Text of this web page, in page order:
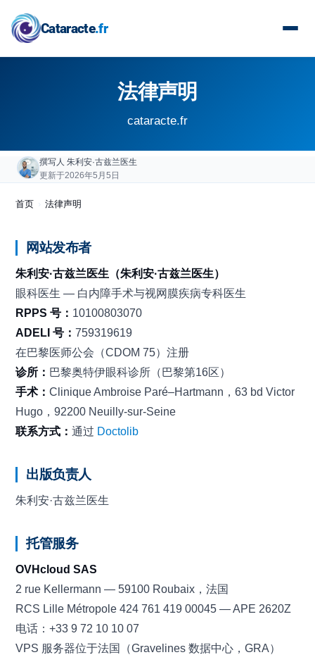
Cataracte.fr
法律声明
cataracte.fr
撰写人 朱利安·古兹兰医生
更新于2026年5月5日
首页 › 法律声明
网站发布者
朱利安·古兹兰医生（朱利安·古兹兰医生）
眼科医生 — 白内障手术与视网膜疾病专科医生
RPPS 号： 10100803070
ADELI 号：759319619
在巴黎医师公会（CDOM 75）注册
诊所： 巴黎奥特伊眼科诊所（巴黎第16区）
手术：Clinique Ambroise Paré–Hartmann，63 bd Victor
Hugo，92200 Neuilly-sur-Seine
联系方式：通过 Doctolib
出版负责人
朱利安·古兹兰医生
托管服务
OVHcloud SAS
2 rue Kellermann — 59100 Roubaix，法国
RCS Lille Métropole 424 761 419 00045 — APE 2620Z
电话：+33 9 72 10 10 07
VPS 服务器位于法国（Gravelines 数据中心，GRA）